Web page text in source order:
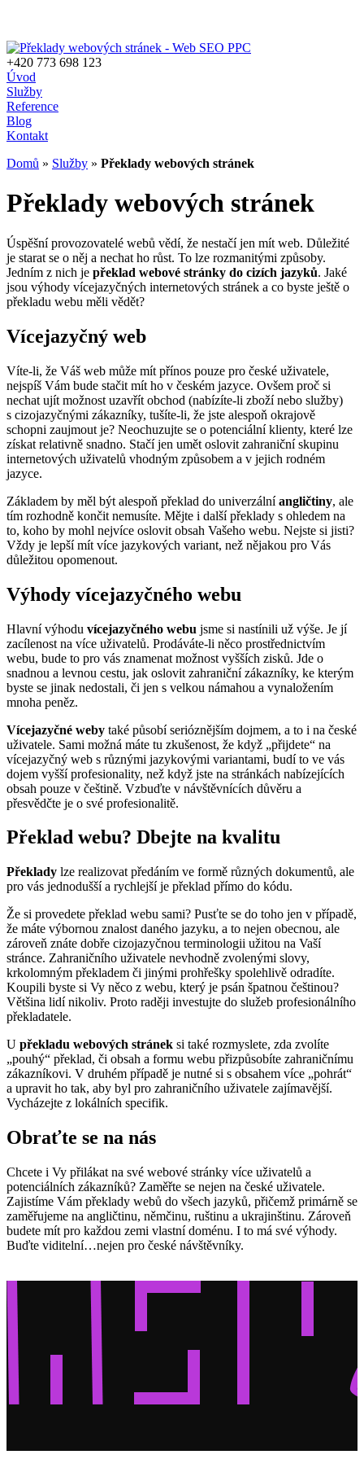
+420 773 698 123
Úvod
Služby
Reference
Blog
Kontakt
Domů » Služby » Překlady webových stránek
Překlady webových stránek
Úspěšní provozovatelé webů vědí, že nestačí jen mít web. Důležité
je starat se o něj a nechat ho růst. To lze rozmanitými způsoby.
Jedním z nich je překlad webové stránky do cizích jazyků. Jaké
jsou výhody vícejazyčných internetových stránek a co byste ještě o
překladu webu měli vědět?
Vícejazyčný web
Víte-li, že Váš web může mít přínos pouze pro české uživatele,
nejspíš Vám bude stačit mít ho v českém jazyce. Ovšem proč si
nechat ujít možnost uzavřít obchod (nabízíte-li zboží nebo služby)
s cizojazyčnými zákazníky, tušíte-li, že jste alespoň okrajově
schopni zaujmout je? Neochuzujte se o potenciální klienty, které lze
získat relativně snadno. Stačí jen umět oslovit zahraniční skupinu
internetových uživatelů vhodným způsobem a v jejich rodném
jazyce.
Základem by měl být alespoň překlad do univerzálníangličtiny, ale
tím rozhodně končit nemusíte. Mějte i další překlady s ohledem na
to, koho by mohl nejvíce oslovit obsah Vašeho webu. Nejste si jisti?
Vždy je lepší mít více jazykových variant, než nějakou pro Vás
důležitou opomenout.
Výhody vícejazyčného webu
Hlavní výhodu vícejazyčného webu jsme si nastínili už výše. Je jí
zacílenost na více uživatelů. Prodáváte-li něco prostřednictvím
webu, bude to pro vás znamenat možnost vyšších zisků. Jde o
snadnou a levnou cestu, jak oslovit zahraniční zákazníky, ke kterým
byste se jinak nedostali, či jen s velkou námahou a vynaložením
mnoha peněz.
Vícejazyčné weby také působí serióznějším dojmem, a to i na české
uživatele. Sami možná máte tu zkušenost, že když „přijdete“ na
vícejazyčný web s různými jazykovými variantami, budí to ve vás
dojem vyšší profesionality, než když jste na stránkách nabízejících
obsah pouze v češtině. Vzbuďte v návštěvnících důvěru a
přesvědčte je o své profesionalitě.
Překlad webu? Dbejte na kvalitu
Překlady lze realizovat předáním ve formě různých dokumentů, ale
pro vás jednodušší a rychlejší je překlad přímo do kódu.
Že si provedete překlad webu sami? Pusťte se do toho jen v případě,
že máte výbornou znalost daného jazyku, a to nejen obecnou, ale
zároveň znáte dobře cizojazyčnou terminologii užitou na Vaší
stránce. Zahraničního uživatele nevhodně zvolenými slovy,
krkolomným překladem či jinými prohřešky spolehlivě odradíte.
Koupili byste si Vy něco z webu, který je psán špatnou češtinou?
Většina lidí nikoliv. Proto raději investujte do služeb profesionálního
překladatele.
U překladu webových stránek si také rozmyslete, zda zvolíte
„pouhý“ překlad, či obsah a formu webu přizpůsobíte zahraničnímu
zákazníkovi. V druhém případě je nutné si s obsahem více „pohrát“
a upravit ho tak, aby byl pro zahraničního uživatele zajímavější.
Vycházejte z lokálních specifik.
Obraťte se na nás
Chcete i Vy přilákat na své webové stránky více uživatelů a
potenciálních zákazníků? Zaměřte se nejen na české uživatele.
Zajistíme Vám překlady webů do všech jazyků, přičemž primárně se
zaměřujeme na angličtinu, němčinu, ruštinu a ukrajinštinu. Zároveň
budete mít pro každou zemi vlastní doménu. I to má své výhody.
Buďte viditelní…nejen pro české návštěvníky.